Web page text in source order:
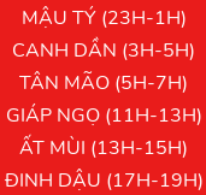
MẬU TÝ (23H-1H)
CANH DẦN (3H-5H)
TÂN MÃO (5H-7H)
GIÁP NGỌ (11H-13H)
ẤT MÙI (13H-15H)
ĐINH DẬU (17H-19H)